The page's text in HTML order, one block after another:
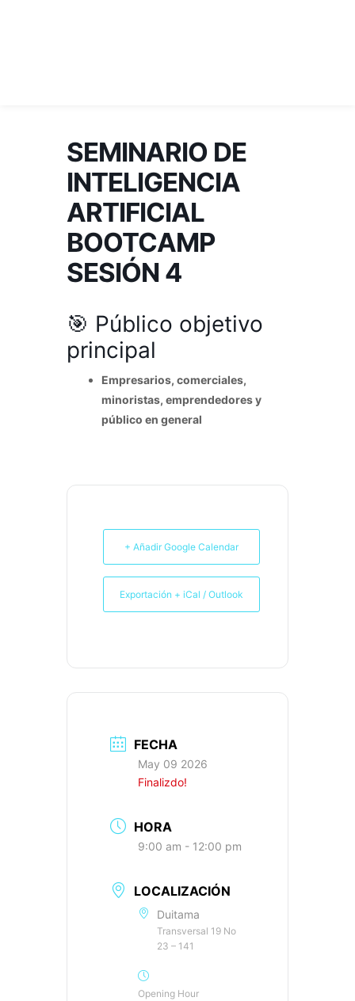
SEMINARIO DE
INTELIGENCIA
ARTIFICIAL
BOOTCAMP
SESIÓN 4
🎯 Público objetivo
principal
Empresarios, comerciales,
minoristas, emprendedores y
público en general
+ Añadir Google Calendar
Exportación + iCal / Outlook
FECHA
May 09 2026
Finalizdo!
HORA
9:00 am - 12:00 pm
LOCALIZACIÓN
Duitama
Transversal 19 No
23 – 141
Opening Hour